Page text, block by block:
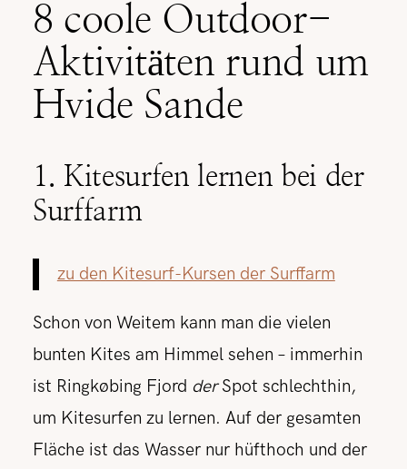
8 coole Outdoor-
Aktivitäten rund um
Hvide Sande
1. Kitesurfen lernen bei der
Surffarm
zu den Kitesurf-Kursen der Surffarm
Schon von Weitem kann man die vielen
bunten Kites am Himmel sehen – immerhin
ist Ringkøbing Fjord derSpot schlechthin,
um Kitesurfen zu lernen. Auf der gesamten
Fläche ist das Wasser nur hüfthoch und der